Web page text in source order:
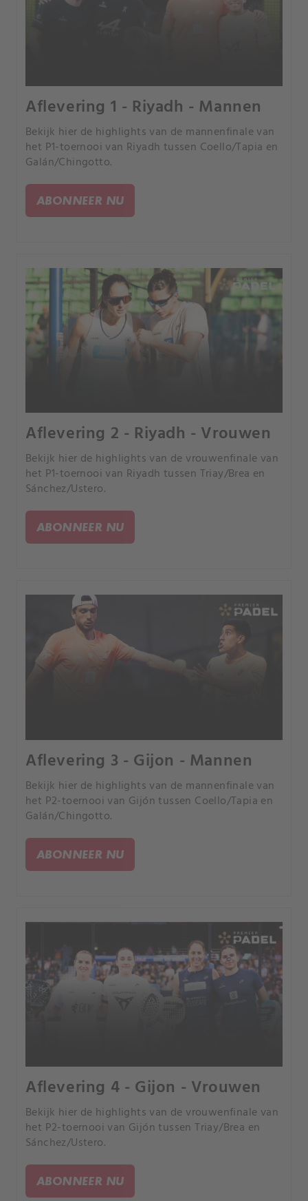
Aflevering 1 - Riyadh - Mannen
Bekijk hier de highlights van de mannenfinale van
het P1-toernooi van Riyadh tussen Coello/Tapia en
Galán/Chingotto.
ABONNEER NU
Aflevering 2 - Riyadh - Vrouwen
Bekijk hier de highlights van de vrouwenfinale van
het P1-toernooi van Riyadh tussen Triay/Brea en
Sánchez/Ustero.
ABONNEER NU
Aflevering 3 - Gijon - Mannen
Bekijk hier de highlights van de mannenfinale van
het P2-toernooi van Gijón tussen Coello/Tapia en
Galán/Chingotto.
ABONNEER NU
Aflevering 4 - Gijon - Vrouwen
Bekijk hier de highlights van de vrouwenfinale van
het P2-toernooi van Gijón tussen Triay/Brea en
Sánchez/Ustero.
ABONNEER NU